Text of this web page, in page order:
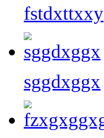
fstdxttxxy
sggdxggx